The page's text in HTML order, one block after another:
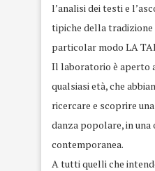
l’analisi dei testi e
tipiche della tradizione
particolar modo LA
Il laboratorio è aperto
qualsiasi età, che
ricercare e scoprire
danza popolare, in una
contemporanea.
A tutti quelli che